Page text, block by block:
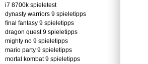
i7 8700k spieletest
dynasty warriors 9 spieletipps
final fantasy 9 spieletipps
dragon quest 9 spieletipps
mighty no 9 spieletipps
mario party 9 spieletipps
mortal kombat 9 spieletipps